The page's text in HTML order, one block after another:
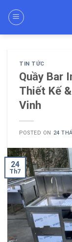
TIN TỨC
Quầy Bar
Thiết Kế
Vinh
POSTED ON 24
24
Th7